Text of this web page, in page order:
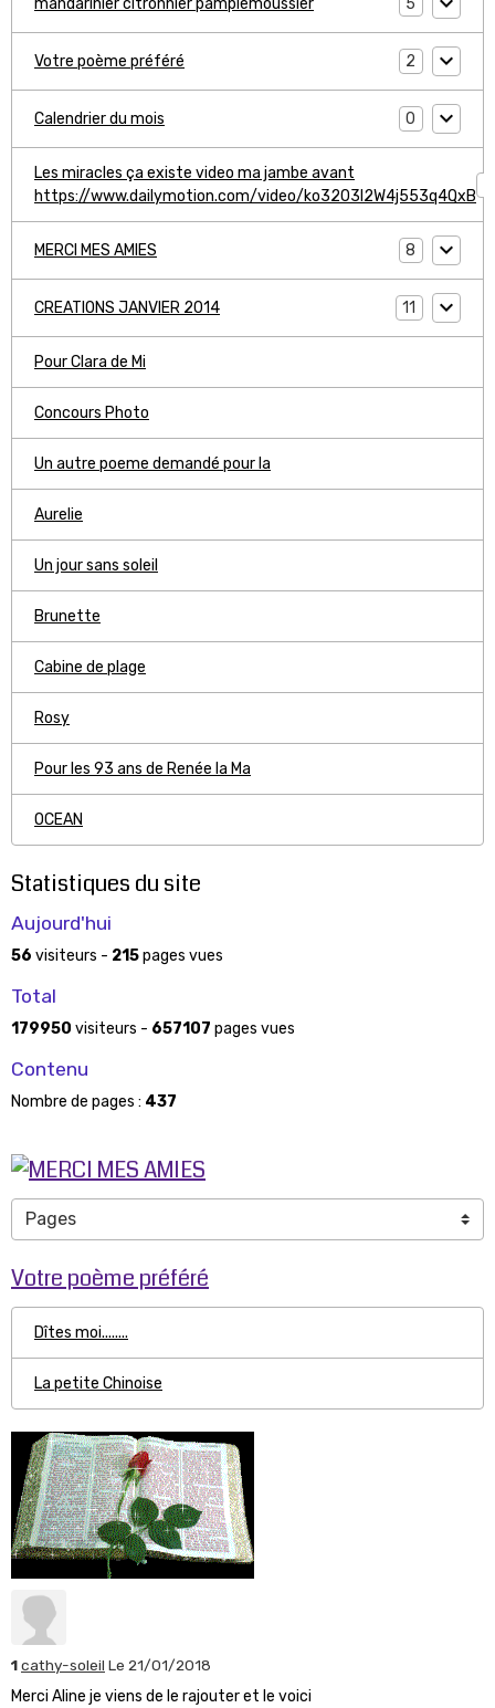
mandarinier citronnier pamplemoussier
Votre poème préféré 2
Calendrier du mois 0
Les miracles ça existe video ma jambe avant
https://www.dailymotion.com/video/ko3203l2W4j553q4QxB
MERCI MES AMIES 8
CREATIONS JANVIER 2014 11
Pour Clara de Mi
Concours Photo
Un autre poeme demandé pour la
Aurelie
Un jour sans soleil
Brunette
Cabine de plage
Rosy
Pour les 93 ans de Renée la Ma
OCEAN
Statistiques du site
Aujourd'hui
56 visiteurs - 215pages vues
Total
179950 visiteurs - 657107 pages vues
Contenu
Nombre de pages : 437
Votre poème préféré
Dîtes moi........
La petite Chinoise
1cathy-soleil Le 21/01/2018
Merci Aline je viens de le rajouter et le voici